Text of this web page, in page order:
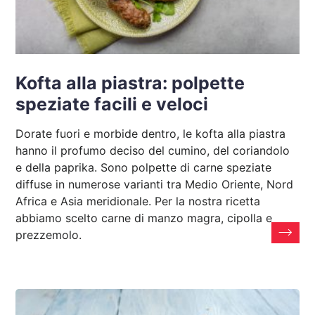
Kofta alla piastra: polpette
speziate facili e veloci
Dorate fuori e morbide dentro, le kofta alla piastra
hanno il profumo deciso del cumino, del coriandolo
e della paprika. Sono polpette di carne speziate
diffuse in numerose varianti tra Medio Oriente, Nord
Africa e Asia meridionale. Per la nostra ricetta
abbiamo scelto carne di manzo magra, cipolla e
prezzemolo.